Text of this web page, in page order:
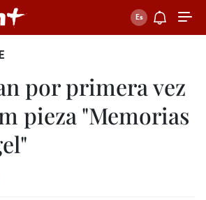
por primera vez
pieza "Memorias